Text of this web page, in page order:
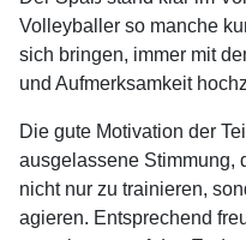
Volleyballer so manche
sich bringen, immer mit
und Aufmerksamkeit
Die gute Motivation der
ausgelassene Stimmung,
nicht nur zu trainieren,
agieren. Entsprechend